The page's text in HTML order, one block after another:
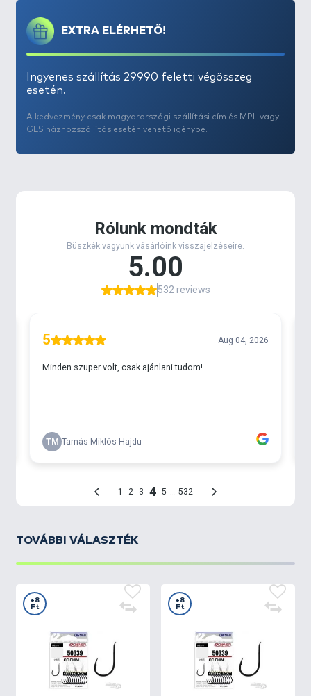
EXTRA ELÉRHETŐ!
Ingyenes szállítás 29990 feletti végösszeg
esetén.
A kedvezmény csak magyarországi szállítási cím és MPL vagy
GLS házhozszállítás esetén vehető igénybe.
TOVÁBBI VÁLASZTÉK
+8
Ft
+8
Ft